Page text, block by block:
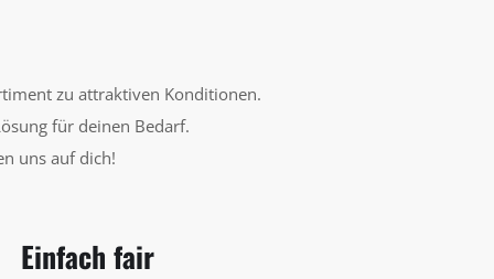
zu attraktiven Konditionen.
für deinen Bedarf.
uns auf dich!
Einfach fair